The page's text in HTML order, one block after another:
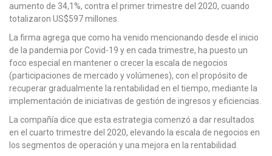
aumento de 34,1%, contra el primer trimestre del 2020, cuando
totalizaron US$597 millones.
La firma agrega que como ha venido mencionando desde el inicio
de la pandemia por Covid-19 y en cada trimestre, ha puesto un
foco especial en mantener o crecer la escala de negocios
(participaciones de mercado y volúmenes), con el propósito de
recuperar gradualmente la rentabilidad en el tiempo, mediante la
implementación de iniciativas de gestión de ingresos y eficiencias.
La compañía dice que esta estrategia comenzó a dar resultados
en el cuarto trimestre del 2020, elevando la escala de negocios en
los segmentos de operación y una mejora en la rentabilidad.